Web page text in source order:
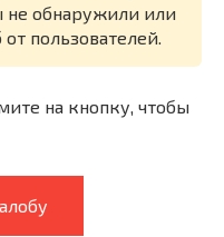
не обнаружили или
пользователей.
на кнопку, чтобы